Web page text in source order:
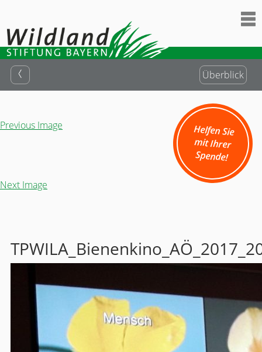
Helfen Sie
mit Ihrer
Spende!
Überblick
Previous Image
Next Image